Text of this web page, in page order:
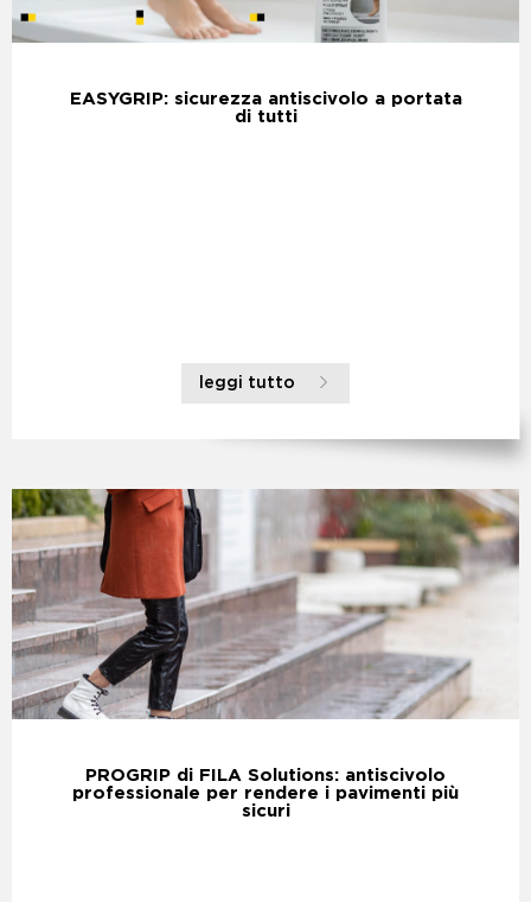
EASYGRIP: sicurezza antiscivolo a portata
di tutti
leggi tutto
PROGRIP di FILA Solutions: antiscivolo
professionale per rendere i pavimenti più
sicuri